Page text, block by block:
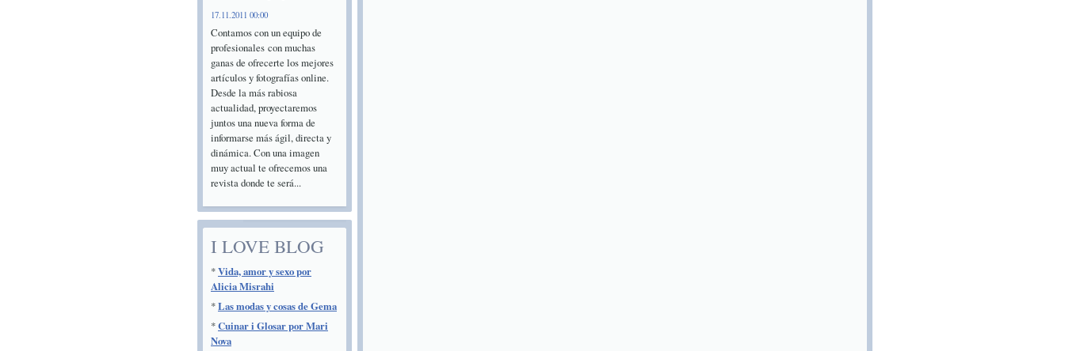
17.11.2011 00:00
Contamos con un equipo de
profesionales con muchas
ganas de ofrecerte los mejores
artículos y fotografías online.
Desde la más rabiosa
actualidad, proyectaremos
juntos una nueva forma de
informarse más ágil, directa y
dinámica. Con una imagen
muy actual te ofrecemos una
revista donde te será...
I LOVE BLOG
*Vida, amor y sexo por
Alicia Misrahi
*Las modas y cosas de Gema
*Cuinar i Glosar por Mari
Nova